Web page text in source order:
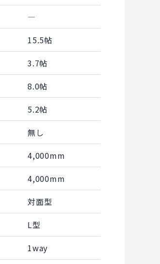
―
15.5帖
3.7帖
8.0帖
5.2帖
無し
4,000mm
4,000mm
対面型
L型
1way